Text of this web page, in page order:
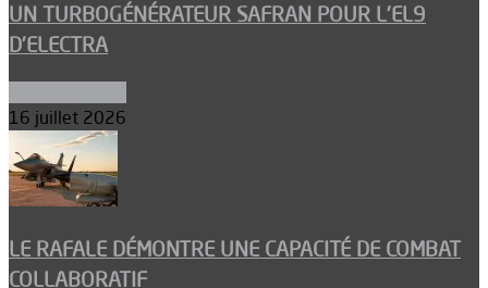
UN TURBOGÉNÉRATEUR SAFRAN POUR L’EL9
D’ELECTRA
16 juillet 2026
LE RAFALE DÉMONTRE UNE CAPACITÉ DE COMBAT
COLLABORATIF